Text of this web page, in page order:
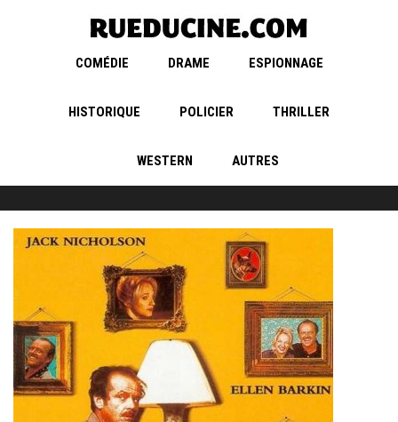
COMÉDIE DRAME ESPIONNAGE
HISTORIQUE POLICIER THRILLER
WESTERN AUTRES